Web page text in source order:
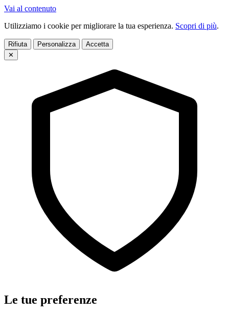
Vai al contenuto
Utilizziamo i cookie per migliorare la tua esperienza. Scopri di più.
Rifiuta Personalizza
Accetta
✕
Le tue preferenze